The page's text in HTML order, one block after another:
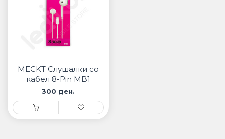
MECKT Слушалки со
кабел 8-Pin MB1
300 ден.